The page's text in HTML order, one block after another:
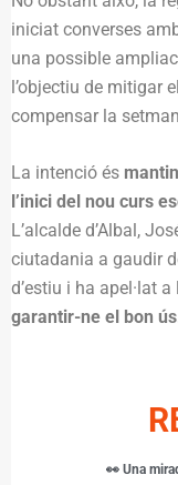
iniciat converses
una possible
l’objectiu de mitigar
compensar la
La intenció és
l’inici del nou curs
L’alcalde d’Albal,
ciutadania a gaudir
d’estiu i ha apel·lat a
garantir-ne el bon
👀 Una